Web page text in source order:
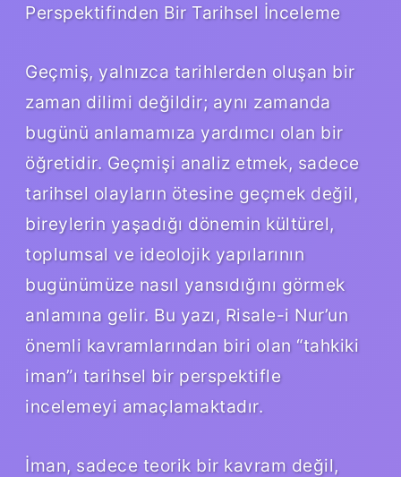
Perspektifinden Bir Tarihsel İnceleme
Geçmiş, yalnızca tarihlerden oluşan bir
zaman dilimi değildir; aynı zamanda
bugünü anlamamıza yardımcı olan bir
öğretidir. Geçmişi analiz etmek, sadece
tarihsel olayların ötesine geçmek değil,
bireylerin yaşadığı dönemin kültürel,
toplumsal ve ideolojik yapılarının
bugünümüze nasıl yansıdığını görmek
anlamına gelir. Bu yazı, Risale-i Nur’un
önemli kavramlarından biri olan “tahkiki
iman”ı tarihsel bir perspektifle
incelemeyi amaçlamaktadır.
İman, sadece teorik bir kavram değil,